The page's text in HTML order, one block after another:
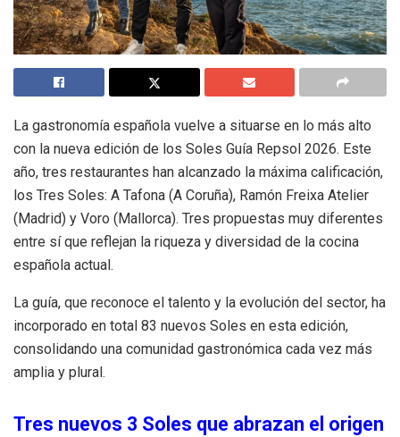
La gastronomía española vuelve a situarse en lo más alto
con la nueva edición de los Soles Guía Repsol 2026. Este
año, tres restaurantes han alcanzado la máxima calificación,
los Tres Soles: A Tafona (A Coruña), Ramón Freixa Atelier
(Madrid) y Voro (Mallorca). Tres propuestas muy diferentes
entre sí que reflejan la riqueza y diversidad de la cocina
española actual.
La guía, que reconoce el talento y la evolución del sector, ha
incorporado en total 83 nuevos Soles en esta edición,
consolidando una comunidad gastronómica cada vez más
amplia y plural.
Tres nuevos 3 Soles que abrazan el origen